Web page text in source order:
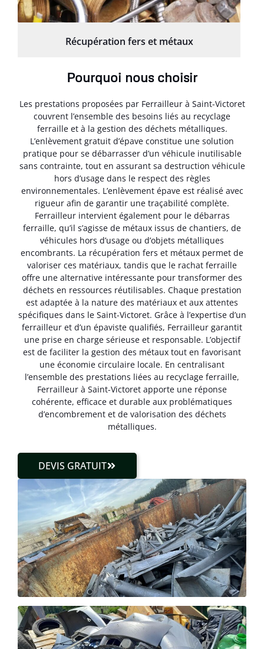
Récupération fers et métaux
Pourquoi nous choisir
Les prestations proposées par Ferrailleur à Saint-Victoret
couvrent l’ensemble des besoins liés au recyclage
ferraille et à la gestion des déchets métalliques.
L’enlèvement gratuit d’épave constitue une solution
pratique pour se débarrasser d’un véhicule inutilisable
sans contrainte, tout en assurant sa destruction véhicule
hors d’usage dans le respect des règles
environnementales. L’enlèvement épave est réalisé avec
rigueur afin de garantir une traçabilité complète.
Ferrailleur intervient également pour le débarras
ferraille, qu’il s’agisse de métaux issus de chantiers, de
véhicules hors d’usage ou d’objets métalliques
encombrants. La récupération fers et métaux permet de
valoriser ces matériaux, tandis que le rachat ferraille
offre une alternative intéressante pour transformer des
déchets en ressources réutilisables. Chaque prestation
est adaptée à la nature des matériaux et aux attentes
spécifiques dans le Saint-Victoret. Grâce à l’expertise d’un
ferrailleur et d’un épaviste qualifiés, Ferrailleur garantit
une prise en charge sérieuse et responsable. L’objectif
est de faciliter la gestion des métaux tout en favorisant
une économie circulaire locale. En centralisant
l’ensemble des prestations liées au recyclage ferraille,
Ferrailleur à Saint-Victoret apporte une réponse
cohérente, efficace et durable aux problématiques
d’encombrement et de valorisation des déchets
métalliques.
DEVIS GRATUIT